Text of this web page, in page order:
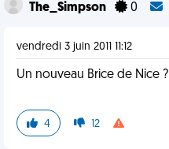
The_Simpson 0
vendredi 3 juin 2011 11:12
Un nouveau Brice de Nice ?
4 12